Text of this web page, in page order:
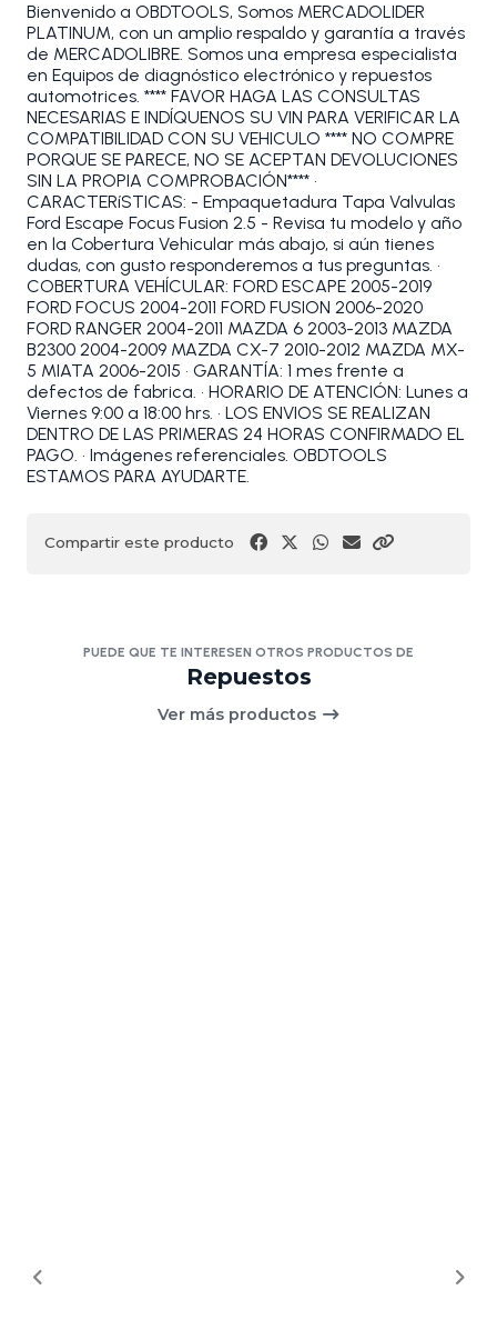
Bienvenido a OBDTOOLS, Somos MERCADOLIDER
PLATINUM, con un amplio respaldo y garantía a través
de MERCADOLIBRE. Somos una empresa especialista
en Equipos de diagnóstico electrónico y repuestos
automotrices. **** FAVOR HAGA LAS CONSULTAS
NECESARIAS E INDÍQUENOS SU VIN PARA VERIFICAR LA
COMPATIBILIDAD CON SU VEHICULO **** NO COMPRE
PORQUE SE PARECE, NO SE ACEPTAN DEVOLUCIONES
SIN LA PROPIA COMPROBACIÓN**** •
CARACTERíSTICAS: - Empaquetadura Tapa Valvulas
Ford Escape Focus Fusion 2.5 - Revisa tu modelo y año
en la Cobertura Vehicular más abajo, si aún tienes
dudas, con gusto responderemos a tus preguntas. •
COBERTURA VEHÍCULAR: FORD ESCAPE 2005-2019
FORD FOCUS 2004-2011 FORD FUSION 2006-2020
FORD RANGER 2004-2011 MAZDA 6 2003-2013 MAZDA
B2300 2004-2009 MAZDA CX-7 2010-2012 MAZDA MX-
5 MIATA 2006-2015 • GARANTÍA: 1 mes frente a
defectos de fabrica. • HORARIO DE ATENCIÓN: Lunes a
Viernes 9:00 a 18:00 hrs. • LOS ENVIOS SE REALIZAN
DENTRO DE LAS PRIMERAS 24 HORAS CONFIRMADO EL
PAGO. • Imágenes referenciales. OBDTOOLS
ESTAMOS PARA AYUDARTE.
Compartir este producto
PUEDE QUE TE INTERESEN OTROS PRODUCTOS DE
Repuestos
Ver más productos